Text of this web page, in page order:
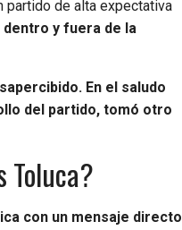
partido de alta expectativa
y fuera de la
En el saludo
del partido, tomó otro
Toluca?
con un mensaje directo